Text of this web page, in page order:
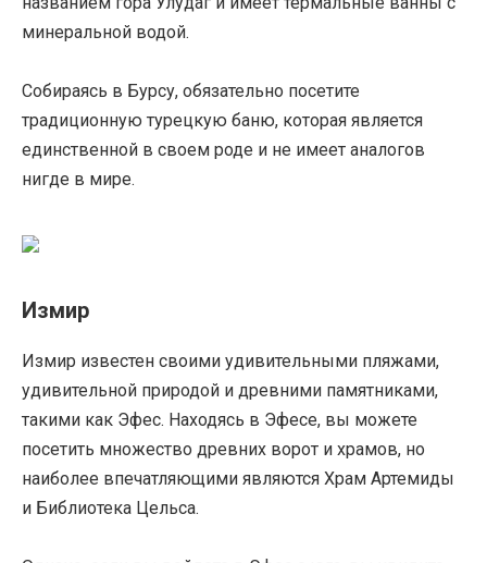
минеральной водой.
Собираясь в Бурсу, обязательно посетите
традиционную турецкую баню, которая является
единственной в своем роде и не имеет аналогов
нигде в мире.
Измир
Измир известен своими удивительными пляжами,
удивительной природой и древними памятниками,
такими как Эфес. Находясь в Эфесе, вы можете
посетить множество древних ворот и храмов, но
наиболее впечатляющими являются Храм Артемиды
и Библиотека Цельса.